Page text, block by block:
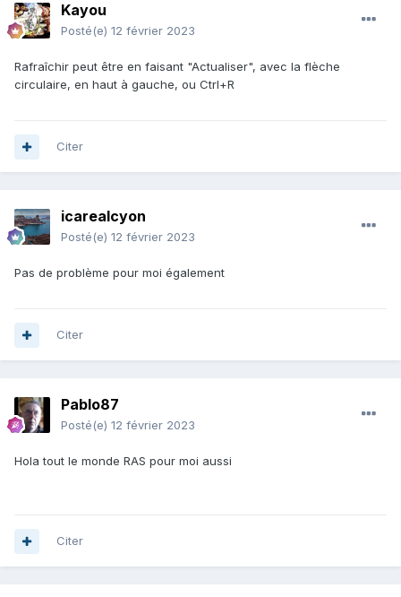
Kayou
Posté(e) 12 février 2023
Rafraîchir peut être en faisant "Actualiser", avec la flèche
circulaire, en haut à gauche, ou Ctrl+R
Citer
icarealcyon
Posté(e) 12 février 2023
Pas de problème pour moi également
Citer
Pablo87
Posté(e) 12 février 2023
Hola tout le monde RAS pour moi aussi
Citer